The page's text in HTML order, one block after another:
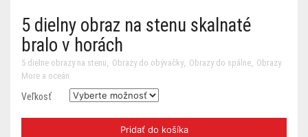
5 dielny obraz na stenu skalnaté
bralo v horách
5 dielne obrazy na stenu, Obrazy do obývačky, Obrazy do spálne, Obrazy
More a oceán
Veľkosť
Pridať do košíka